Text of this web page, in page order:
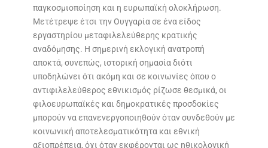
παγκοσμιοποίηση και η ευρωπαϊκή ολοκλήρωση.
Μετέτρεψε έτσι την Ουγγαρία σε ένα είδος
εργαστηρίου μεταφιλελεύθερης κρατικής
αναδόμησης. Η σημερινή εκλογική ανατροπή
αποκτά, συνεπώς, ιστορική σημασία διότι
υποδηλώνει ότι ακόμη και σε κοινωνίες όπου ο
αντιφιλελεύθερος εθνικισμός ρίζωσε θεσμικά, οι
φιλοευρωπαϊκές και δημοκρατικές προσδοκίες
μπορούν να επανενεργοποιηθούν όταν συνδεθούν με
κοινωνική αποτελεσματικότητα και εθνική
αξιοπρέπεια, όχι όταν εκφέρονται ως ηθικολογική